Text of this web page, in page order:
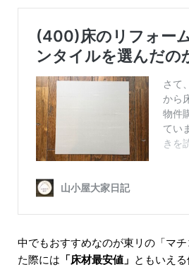
中でもおすすめなのが東リの「マ
た際には 「床材最安値」 ともいえる